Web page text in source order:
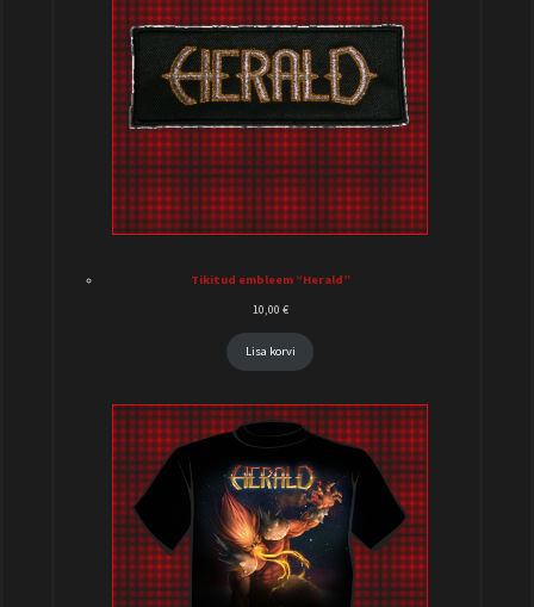
Tikitud embleem “Herald”
10,00 €
Lisa korvi